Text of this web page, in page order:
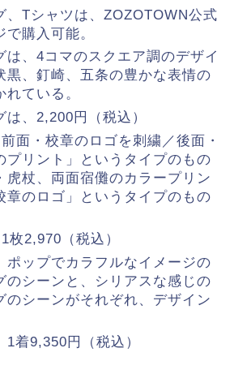
、Tシャツは、ZOZOTOWN公式
購入可能。
は、4コマのスクエア調のデザイ
黒、釘崎、五条の豊かな表情の
ている。
は、2,200円（税込）
面・校章のロゴを刺繍／後面・
プリント」というタイプのもの
虎杖、両面宿儺のカラープリン
章のロゴ」というタイプのもの
枚2,970（税込）
ポップでカラフルなイメージの
のシーンと、シリアスな感じの
のシーンがそれぞれ、デザイン
1着9,350円（税込）